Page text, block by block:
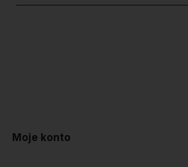
Moje konto